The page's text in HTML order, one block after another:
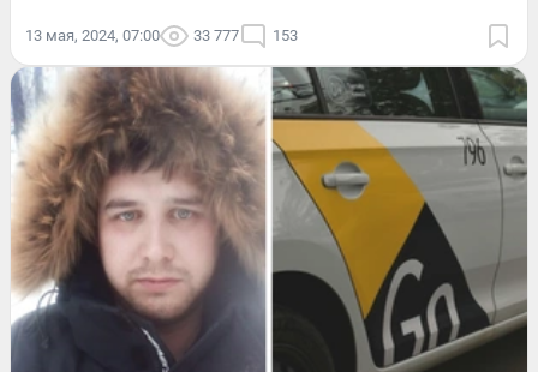
13 мая, 2024, 07:00 33 777 153